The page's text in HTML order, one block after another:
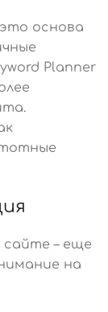
основа
Planner
– еще
на